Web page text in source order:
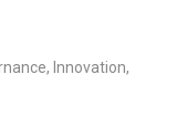
Innovation,